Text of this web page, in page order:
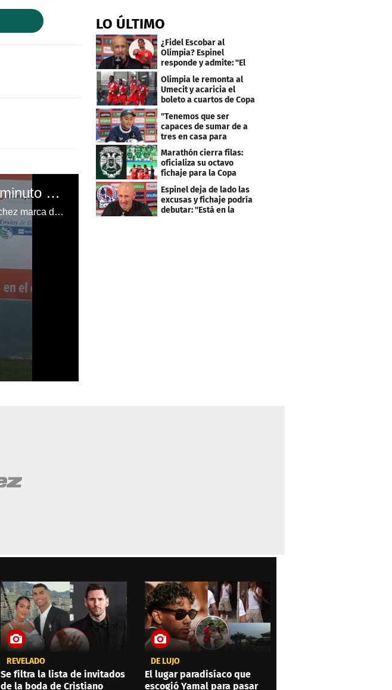
¡GOOOL DE HONDURAS PROGRESO! Al minuto 33 Carlos Sánchez marca de penal. Juticalpa 0-3 Honduras Progreso.
¡GOOOL DE HONDURAS PROGRESO! Al minuto 33 Carlos Sánchez marca de penal. Juticalpa 0-3 Honduras Progreso.
LO ÚLTIMO
¿Fidel Escobar al
Olimpia? Espinel
responde y admite: "El
resultado fue corto"
Olimpia le remonta al
Umecit y acaricia el
boleto a cuartos de Copa
"Tenemos que ser
capaces de sumar de a
tres en casa para
asegurar la
clasificación"
Marathón cierra filas:
oficializa su octavo
fichaje para la Copa
Centroamericana
Espinel deja de lado las
excusas y fichaje podría
debutar: "Está en la
REVELADO
Se filtra la lista de invitados
de la boda de Cristiano
DE LUJO
El lugar paradisíaco que
escogió Yamal para pasar